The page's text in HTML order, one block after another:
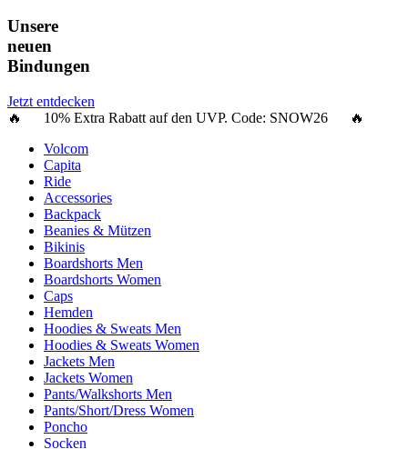
Unsere
neuen
Bindungen
Jetzt entdecken
🔥 10% Extra Rabatt auf den UVP. Code: SNOW26 🔥
Volcom
Capita
Ride
Accessories
Backpack
Beanies & Mützen
Bikinis
Boardshorts Men
Boardshorts Women
Caps
Hemden
Hoodies & Sweats Men
Hoodies & Sweats Women
Jackets Men
Jackets Women
Pants/Walkshorts Men
Pants/Short/Dress Women
Poncho
Socken